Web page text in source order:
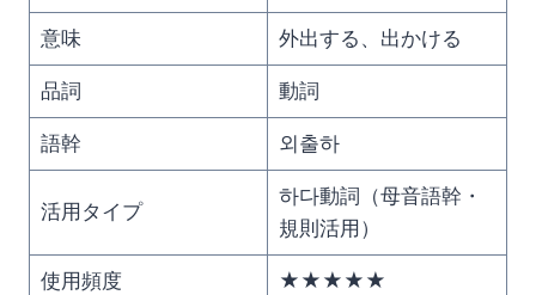
意味 外出する、出かける
品詞 動詞
語幹 외출하
活用タイプ
하다動詞（母音語幹・
規則活用）
使用頻度 ★★★★★